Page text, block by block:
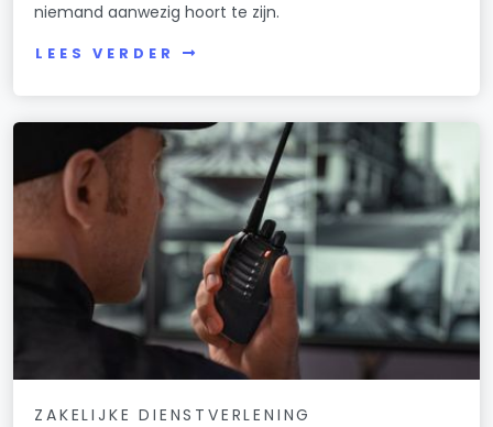
niemand aanwezig hoort te zijn.
LEES VERDER
ZAKELIJKE DIENSTVERLENING